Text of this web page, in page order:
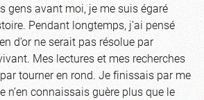
gens avant moi, je me suis égaré
Pendant longtemps, j’ai pensé
d’or ne serait pas résolue par
Mes lectures et mes recherches
tourner en rond. Je finissais par me
n’en connaissais guère plus que le